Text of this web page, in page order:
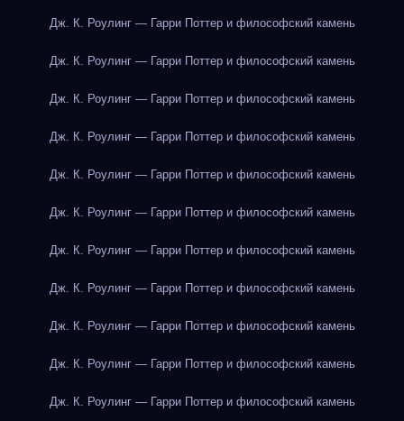
Дж. К. Роулинг — Гарри Поттер и философский камень
Дж. К. Роулинг — Гарри Поттер и философский камень
Дж. К. Роулинг — Гарри Поттер и философский камень
Дж. К. Роулинг — Гарри Поттер и философский камень
Дж. К. Роулинг — Гарри Поттер и философский камень
Дж. К. Роулинг — Гарри Поттер и философский камень
Дж. К. Роулинг — Гарри Поттер и философский камень
Дж. К. Роулинг — Гарри Поттер и философский камень
Дж. К. Роулинг — Гарри Поттер и философский камень
Дж. К. Роулинг — Гарри Поттер и философский камень
Дж. К. Роулинг — Гарри Поттер и философский камень